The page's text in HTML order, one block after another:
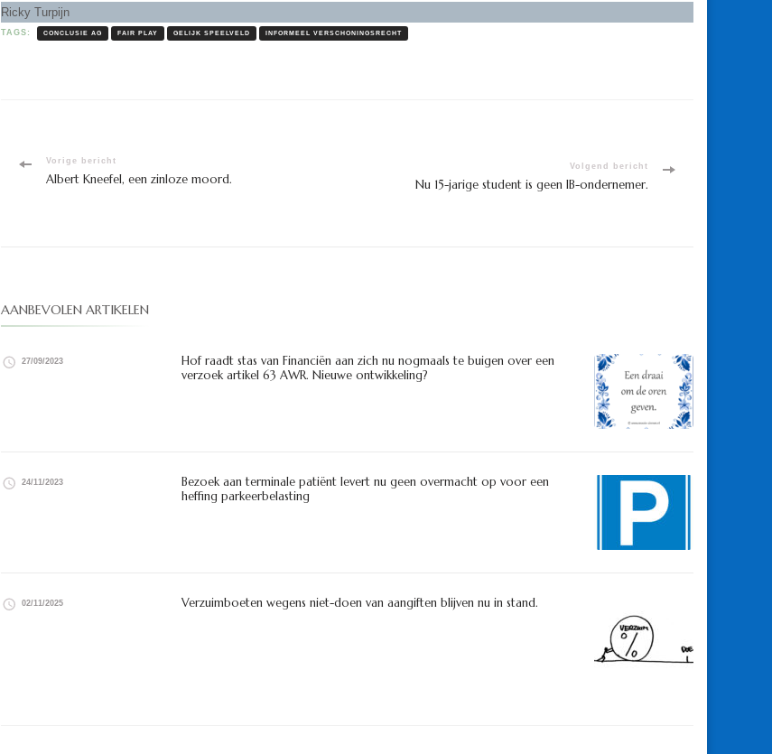
Ricky Turpijn
TAGS: CONCLUSIE AG FAIR PLAY GELIJK SPEELVELD INFORMEEL VERSCHONINGSRECHT
Bericht
Vorige bericht
Albert Kneefel, een zinloze moord.
Volgend bericht
Nu 15-jarige student is geen IB-ondernemer.
AANBEVOLEN ARTIKELEN
27/09/2023
Hof raadt stas van Financiën aan zich nu nogmaals te buigen over een
verzoek artikel 63 AWR. Nieuwe ontwikkeling?
24/11/2023
Bezoek aan terminale patiënt levert nu geen overmacht op voor een
heffing parkeerbelasting
02/11/2025 Verzuimboeten wegens niet-doen van aangiften blijven nu in stand.